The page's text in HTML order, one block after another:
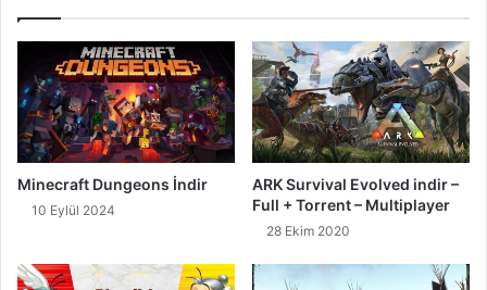
Minecraft Dungeons İndir
10 Eylül 2024
ARK Survival Evolved indir –
Full + Torrent – Multiplayer
28 Ekim 2020